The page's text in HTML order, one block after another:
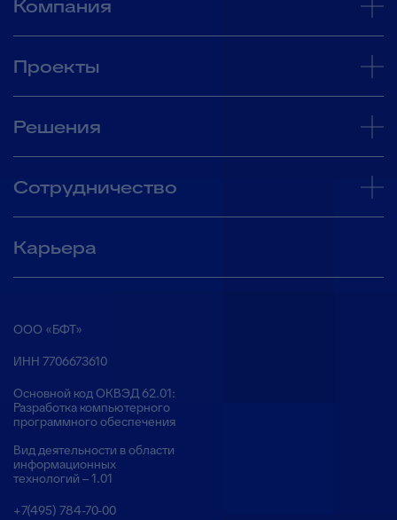
Компания
Проекты
Решения
Сотрудничество
Карьера
ООО «БФТ»
ИНН 7706673610
Основной код ОКВЭД 62.01:
Разработка компьютерного
программного обеспечения
Вид деятельности в области
информационных
технологий – 1.01
+7(495) 784-70-00